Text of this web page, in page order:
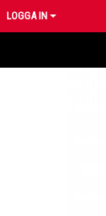
LOGGA IN